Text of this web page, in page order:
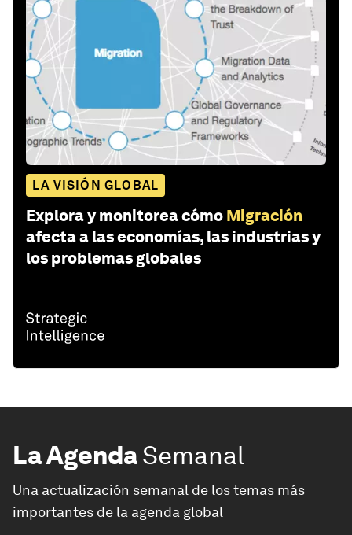
LA VISIÓN GLOBAL
Explora y monitorea cómo Migración
afecta a las economías, las industrias y
los problemas globales
La AgendaSemanal
Una actualización semanal de los temas más
importantes de la agenda global